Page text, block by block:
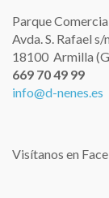
Parque
Avda. S. Rafael s/n
18100 Armilla
669 70 49 99
info@d-nenes.es
Visítanos en